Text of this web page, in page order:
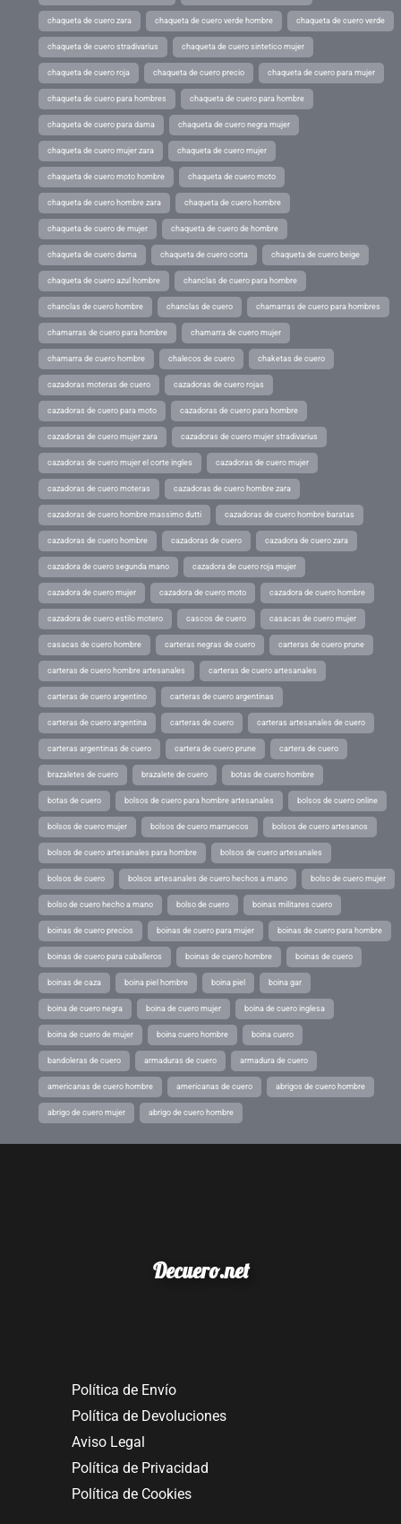
chaqueta de cuero zara chaqueta de cuero verde hombre chaqueta de cuero verde
chaqueta de cuero stradivarius chaqueta de cuero sintetico mujer
chaqueta de cuero roja chaqueta de cuero precio chaqueta de cuero para mujer
chaqueta de cuero para hombres chaqueta de cuero para hombre
chaqueta de cuero para dama chaqueta de cuero negra mujer
chaqueta de cuero mujer zara chaqueta de cuero mujer
chaqueta de cuero moto hombre chaqueta de cuero moto
chaqueta de cuero hombre zara chaqueta de cuero hombre
chaqueta de cuero de mujer chaqueta de cuero de hombre
chaqueta de cuero dama chaqueta de cuero corta chaqueta de cuero beige
chaqueta de cuero azul hombre chanclas de cuero para hombre
chanclas de cuero hombre chanclas de cuero chamarras de cuero para hombres
chamarras de cuero para hombre chamarra de cuero mujer
chamarra de cuero hombre chalecos de cuero chaketas de cuero
cazadoras moteras de cuero cazadoras de cuero rojas
cazadoras de cuero para moto cazadoras de cuero para hombre
cazadoras de cuero mujer zara cazadoras de cuero mujer stradivarius
cazadoras de cuero mujer el corte ingles cazadoras de cuero mujer
cazadoras de cuero moteras cazadoras de cuero hombre zara
cazadoras de cuero hombre massimo dutti cazadoras de cuero hombre baratas
cazadoras de cuero hombre cazadoras de cuero cazadora de cuero zara
cazadora de cuero segunda mano cazadora de cuero roja mujer
cazadora de cuero mujer cazadora de cuero moto cazadora de cuero hombre
cazadora de cuero estilo motero cascos de cuero casacas de cuero mujer
casacas de cuero hombre carteras negras de cuero carteras de cuero prune
carteras de cuero hombre artesanales carteras de cuero artesanales
carteras de cuero argentino carteras de cuero argentinas
carteras de cuero argentina carteras de cuero carteras artesanales de cuero
carteras argentinas de cuero cartera de cuero prune cartera de cuero
brazaletes de cuero brazalete de cuero botas de cuero hombre
botas de cuero bolsos de cuero para hombre artesanales bolsos de cuero online
bolsos de cuero mujer bolsos de cuero marruecos bolsos de cuero artesanos
bolsos de cuero artesanales para hombre bolsos de cuero artesanales
bolsos de cuero bolsos artesanales de cuero hechos a mano bolso de cuero mujer
bolso de cuero hecho a mano bolso de cuero boinas militares cuero
boinas de cuero precios boinas de cuero para mujer boinas de cuero para hombre
boinas de cuero para caballeros boinas de cuero hombre boinas de cuero
boinas de caza boina piel hombre boina piel boina gar
boina de cuero negra boina de cuero mujer boina de cuero inglesa
boina de cuero de mujer boina cuero hombre boina cuero
bandoleras de cuero armaduras de cuero armadura de cuero
americanas de cuero hombre americanas de cuero abrigos de cuero hombre
abrigo de cuero mujer abrigo de cuero hombre
Decuero.net
Política de Envío
Política de Devoluciones
Aviso Legal
Política de Privacidad
Política de Cookies